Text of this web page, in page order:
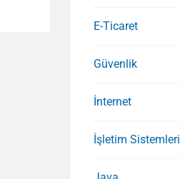
E-Ticaret
Güvenlik
İnternet
İşletim Sistemleri